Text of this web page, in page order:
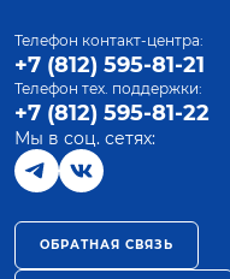
Телефон контакт-центра:
+7 (812) 595-81-21
Телефон тех. поддержки:
+7 (812) 595-81-22
Мы в соц. сетях:
ОБРАТНАЯ СВЯЗЬ